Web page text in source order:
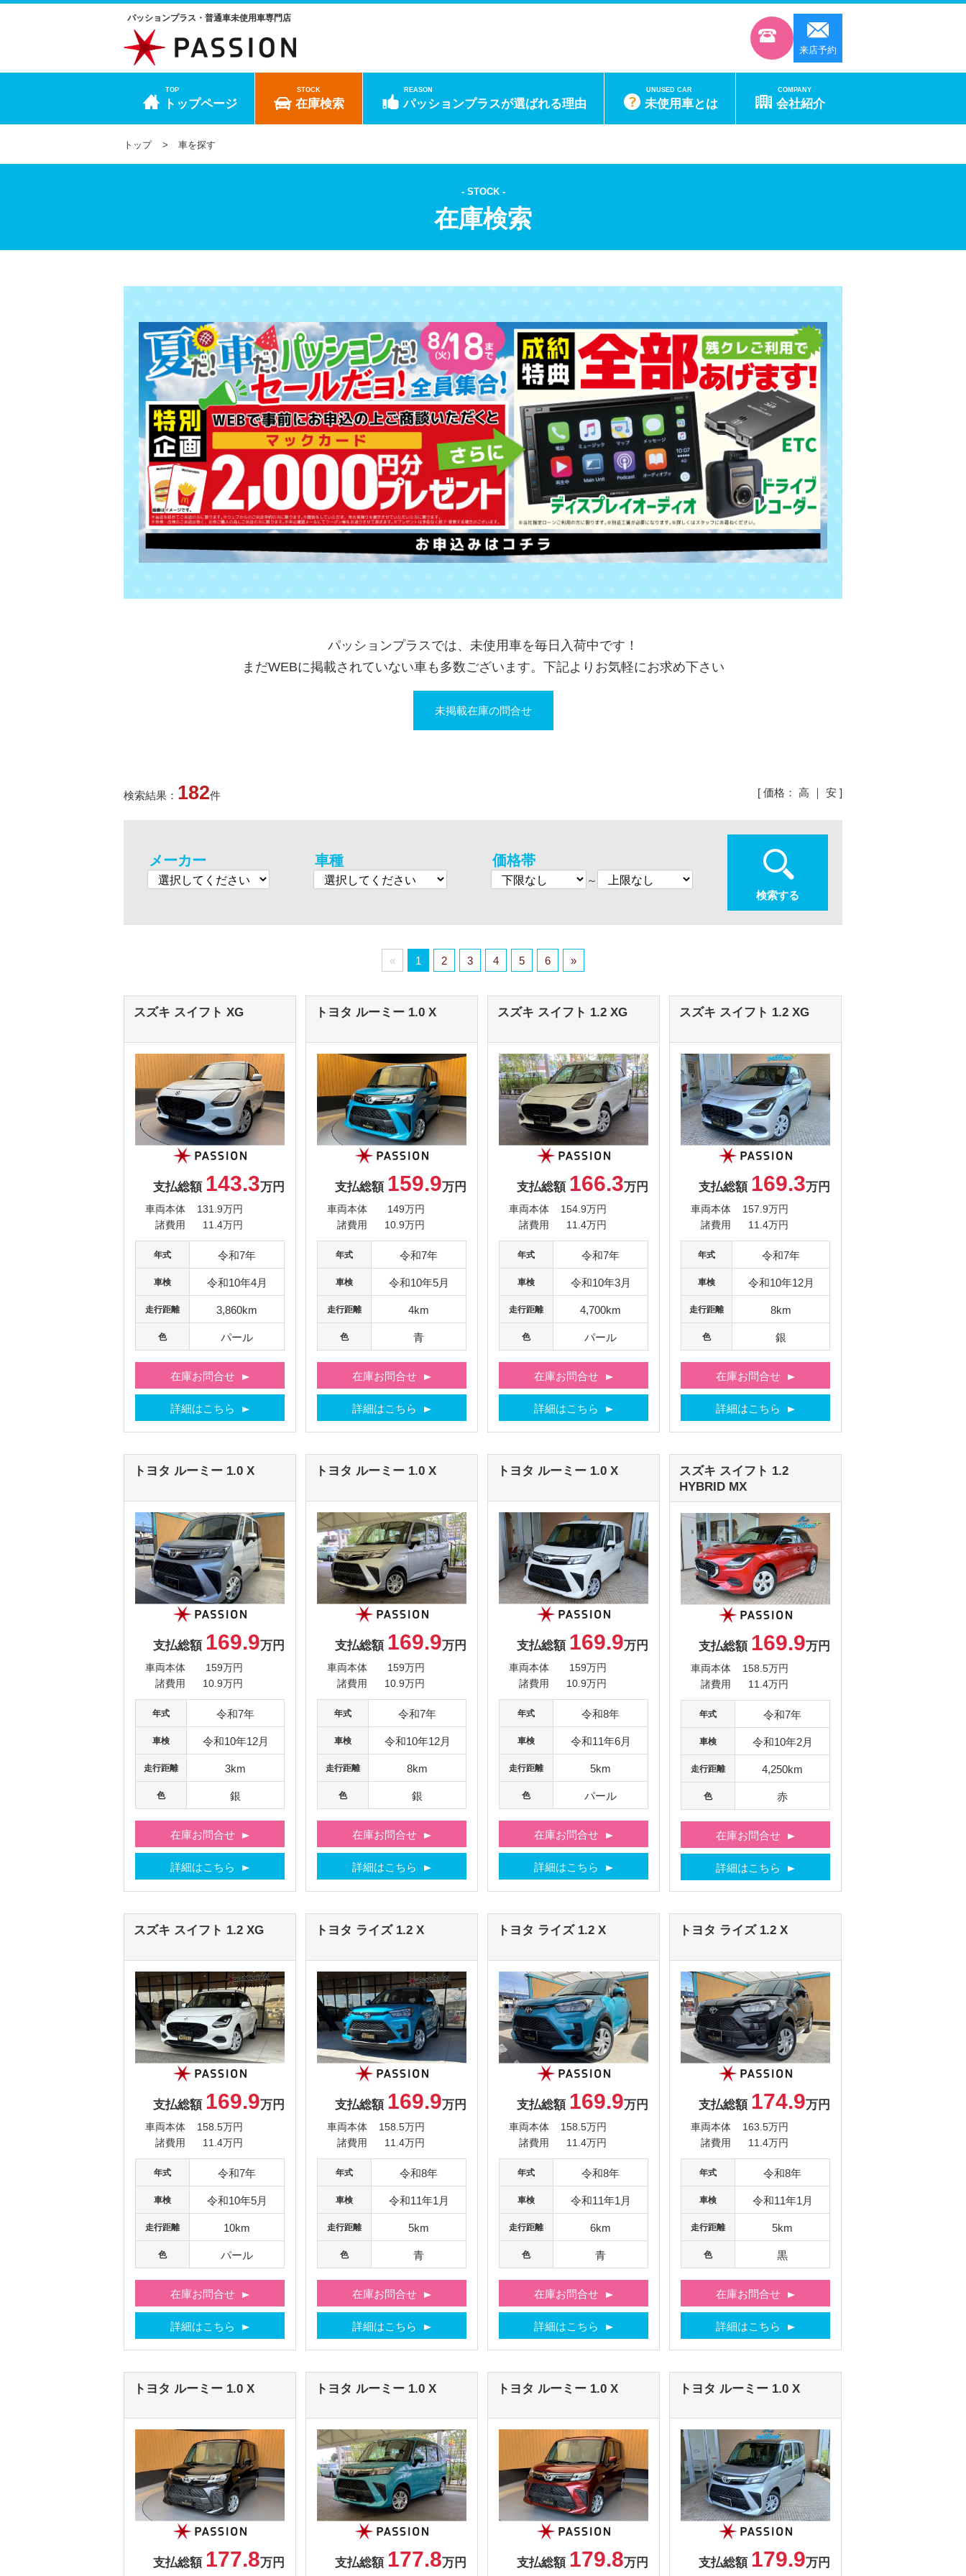
パッションプラス・普通車未使用車専門店
来店予約
TOP
トップページ
STOCK
在庫検索
REASON
パッションプラスが選ばれる理由
UNUSED CAR
未使用車とは
COMPANY
会社紹介
トップ 車を探す
STOCK
在庫検索
パッションプラスでは、未使用車を毎日入荷中です！
まだWEBに掲載されていない車も多数ございます。下記よりお気軽にお求め下さい
未掲載在庫の問合せ
検索結果： 182件 [ 価格： 高 ｜ 安 ]
メーカー 車種 価格帯
～
« 1 2 3 4 5 6 »
スズキ スイフト XG
支払総額 143.3万円
車両本体
131.9万円
諸費用
11.4万円
年式 令和7年
車検 令和10年4月
走行距離 3,860km
色 パール
在庫お問合せ
詳細はこちら
トヨタ ルーミー 1.0 X
支払総額 159.9万円
車両本体
149万円
諸費用
10.9万円
年式 令和7年
車検 令和10年5月
走行距離 4km
色 青
在庫お問合せ
詳細はこちら
スズキ スイフト 1.2 XG
支払総額 166.3万円
車両本体
154.9万円
諸費用
11.4万円
年式 令和7年
車検 令和10年3月
走行距離 4,700km
色 パール
在庫お問合せ
詳細はこちら
スズキ スイフト 1.2 XG
支払総額 169.3万円
車両本体
157.9万円
諸費用
11.4万円
年式 令和7年
車検 令和10年12月
走行距離 8km
色 銀
在庫お問合せ
詳細はこちら
トヨタ ルーミー 1.0 X
支払総額 169.9万円
車両本体
159万円
諸費用
10.9万円
年式 令和7年
車検 令和10年12月
走行距離 3km
色 銀
在庫お問合せ
詳細はこちら
トヨタ ルーミー 1.0 X
支払総額 169.9万円
車両本体
159万円
諸費用
10.9万円
年式 令和7年
車検 令和10年12月
走行距離 8km
色 銀
在庫お問合せ
詳細はこちら
トヨタ ルーミー 1.0 X
支払総額 169.9万円
車両本体
159万円
諸費用
10.9万円
年式 令和8年
車検 令和11年6月
走行距離 5km
色 パール
在庫お問合せ
詳細はこちら
スズキ スイフト 1.2
HYBRID MX
支払総額 169.9万円
車両本体
158.5万円
諸費用
11.4万円
年式 令和7年
車検 令和10年2月
走行距離 4,250km
色 赤
在庫お問合せ
詳細はこちら
スズキ スイフト 1.2 XG
支払総額 169.9万円
車両本体
158.5万円
諸費用
11.4万円
年式 令和7年
車検 令和10年5月
走行距離 10km
色 パール
在庫お問合せ
詳細はこちら
トヨタ ライズ 1.2 X
支払総額 169.9万円
車両本体
158.5万円
諸費用
11.4万円
年式 令和8年
車検 令和11年1月
走行距離 5km
色 青
在庫お問合せ
詳細はこちら
トヨタ ライズ 1.2 X
支払総額 169.9万円
車両本体
158.5万円
諸費用
11.4万円
年式 令和8年
車検 令和11年1月
走行距離 6km
色 青
在庫お問合せ
詳細はこちら
トヨタ ライズ 1.2 X
支払総額 174.9万円
車両本体
163.5万円
諸費用
11.4万円
年式 令和8年
車検 令和11年1月
走行距離 5km
色 黒
在庫お問合せ
詳細はこちら
トヨタ ルーミー 1.0 X
支払総額 177.8万円
トヨタ ルーミー 1.0 X
支払総額 177.8万円
トヨタ ルーミー 1.0 X
支払総額 179.8万円
トヨタ ルーミー 1.0 X
支払総額 179.9万円